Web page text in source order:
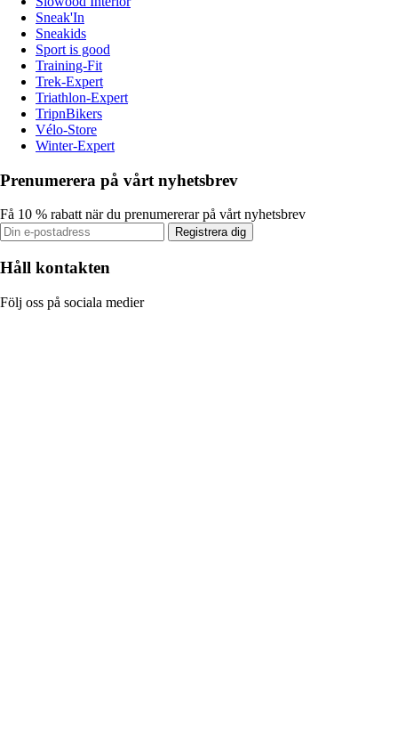
Sneak'In
Sneakids
Sport is good
Training-Fit
Trek-Expert
Triathlon-Expert
TripnBikers
Vélo-Store
Winter-Expert
Prenumerera på vårt nyhetsbrev
Få 10 % rabatt när du prenumererar på vårt nyhetsbrev
Registrera dig
Håll kontakten
Följ oss på sociala medier